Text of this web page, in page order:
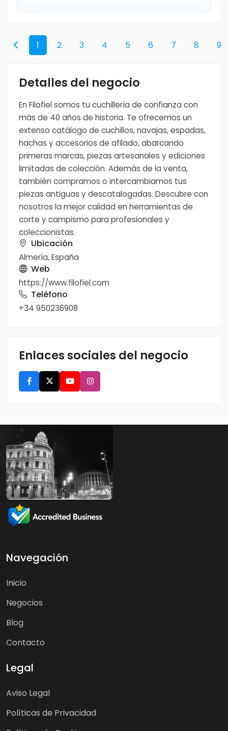
1 2 3 4 5 6 7 8 9
Detalles del negocio
En Filofiel somos tu cuchillería de confianza con
más de 40 años de historia. Te ofrecemos un
extenso catálogo de cuchillos, navajas, espadas,
hachas y accesorios de afilado, abarcando
primeras marcas, piezas artesanales y ediciones
limitadas de colección. Además de la venta,
también compramos o intercambiamos tus
piezas antiguas y descatalogadas. Descubre con
nosotros la mejor calidad en herramientas de
corte y campismo para profesionales y
coleccionistas.
Ubicación
Almería, España
Web
https://www.filofiel.com
Teléfono
+34 950236908
Enlaces sociales del negocio
Navegación
Inicio
Negocios
Blog
Contacto
Legal
Aviso Legal
Políticas de Privacidad